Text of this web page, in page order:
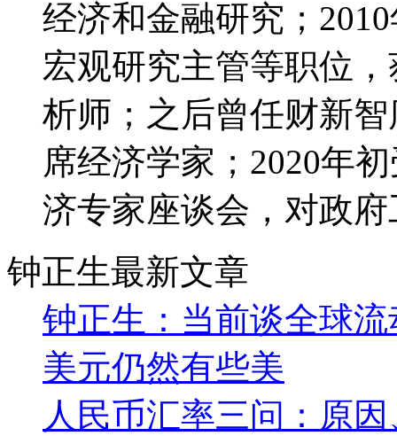
经济和金融研究；
宏观研究主管等职位
析师；之后曾任财新
席经济学家；2020年
济专家座谈会，对政
钟正生最新文章
钟正生：当前谈全球
美元仍然有些美
人民币汇率三问：原